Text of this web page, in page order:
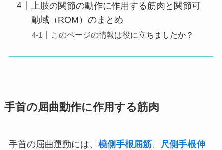
上肢の関節の動作に作用する筋肉と関節可
動域（ROM）のまとめ
このページの情報は役に立ちましたか？
手首の屈曲動作に作用する筋肉
手首の屈曲運動には、 橈側手根屈筋、 尺側手根伸